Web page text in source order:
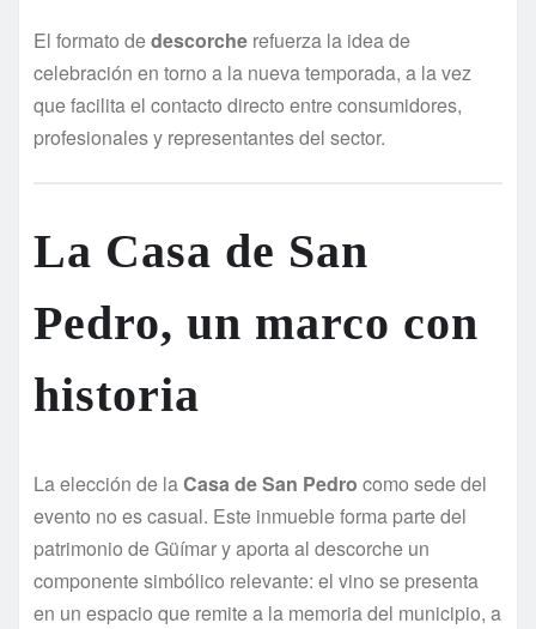
El formato dedescorche refuerza la idea de
celebración en torno a la nueva temporada, a la vez
que facilita el contacto directo entre consumidores,
profesionales y representantes del sector.
La Casa de San
Pedro, un marco con
historia
La elección de laCasa de San Pedro como sede del
evento no es casual. Este inmueble forma parte del
patrimonio de Güímar y aporta al descorche un
componente simbólico relevante: el vino se presenta
en un espacio que remite a la memoria del municipio, a